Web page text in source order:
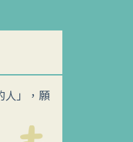
人」，願